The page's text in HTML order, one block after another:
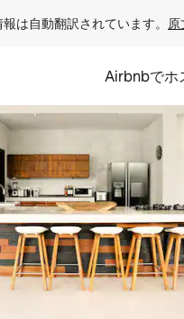
は自動翻訳されています。 原
Airbnbでホ